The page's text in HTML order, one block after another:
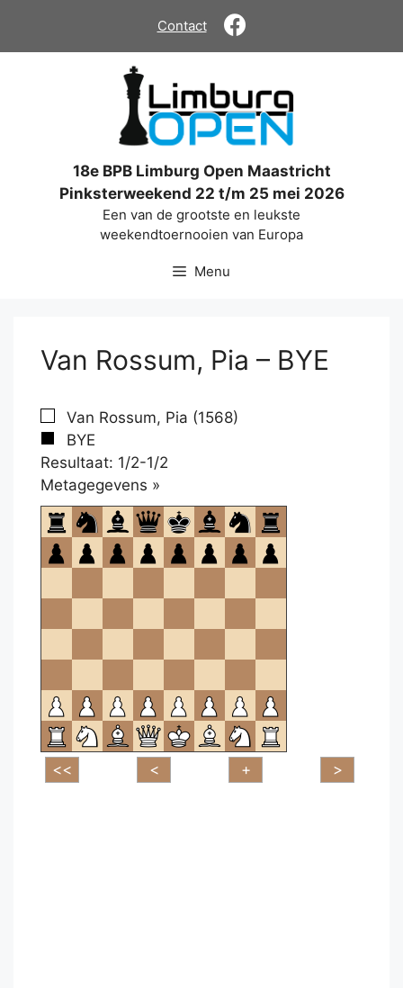
de
Contact
18e BPB Limburg Open Maastricht
Pinksterweekend 22 t/m 25 mei 2026
Een van de grootste en leukste
weekendtoernooien van Europa
Menu
Van Rossum, Pia – BYE
Van Rossum, Pia (1568)
BYE
Resultaat: 1/2-1/2
Metagegevens »
om
te
openen.